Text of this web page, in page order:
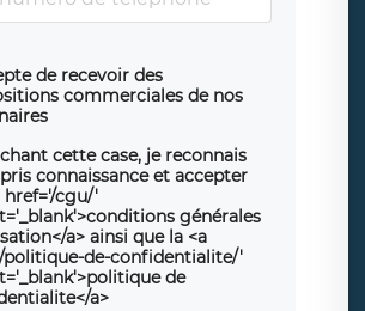
de recevoir des
commerciales de nos
cette case, je reconnais
connaissance et accepter
href='/cgu/'
générales
a> ainsi que la <a
politique-de-confidentialite/'
de
a>